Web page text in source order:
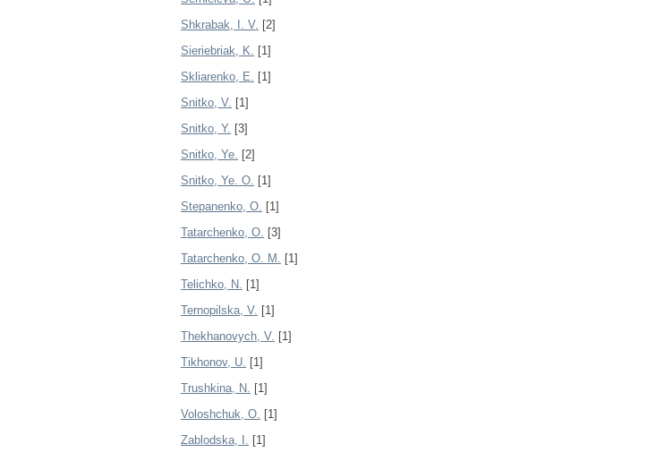
Shkrabak, І. V. [2]
Sieriebriak, K. [1]
Skliarenko, E. [1]
Snitko, V. [1]
Snitko, Y. [3]
Snitko, Ye. [2]
Snitko, Ye. O. [1]
Stepanenko, O. [1]
Tatarchenko, O. [3]
Tatarchenko, O. M. [1]
Telichko, N. [1]
Ternopilska, V. [1]
Thekhanovych, V. [1]
Tikhonov, U. [1]
Trushkina, N. [1]
Voloshchuk, O. [1]
Zablodska, I. [1]